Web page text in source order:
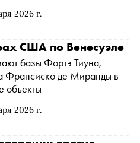
2026 г.
2026 г.
США по Венесуэле
базы Фортэ Тиуна,
Франсиско де Миранды в
объекты